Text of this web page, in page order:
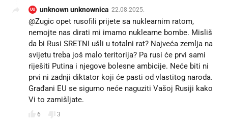
UU unknown unknownica 22.08.2025.
@Zugic opet rusofili prijete sa nuklearnim ratom,
nemojte nas dirati mi imamo nuklearne bombe. Misliš
da bi Rusi SRETNI ušli u totalni rat? Najveća zemlja na
svijetu treba još malo teritorija? Pa rusi će prvi sami
riješiti Putina i njegove bolesne ambicije. Neće biti ni
prvi ni zadnji diktator koji će pasti od vlastitog naroda.
Građani EU se sigurno neće naguziti Vašoj Rusiji kako
Vi to zamišljate.
6 3